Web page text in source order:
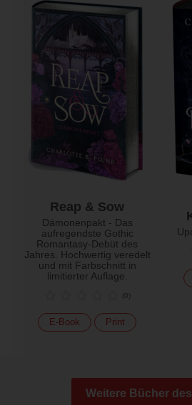
Reap & Sow
Dämonenpakt - Das
aufregendste Gothic
Romantasy-Debüt des
Jahres. Hochwertig veredelt
und mit Farbschnitt in
limitierter Auflage.
(0)
E-Book Print
Weitere Bücher